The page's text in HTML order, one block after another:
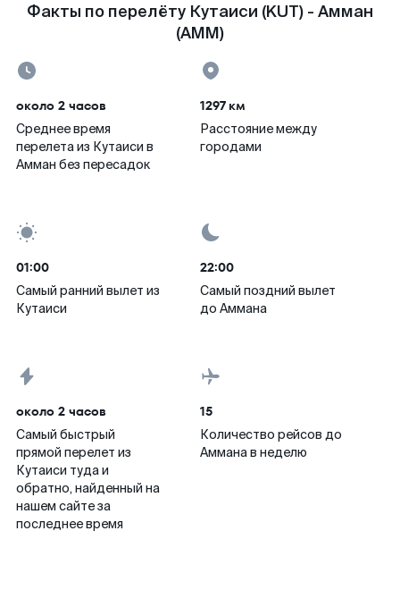
Факты по перелёту Кутаиси (KUT) - Амман
(AMM)
около 2 часов
Среднее время
перелета из Кутаиси в
Амман без пересадок
1297 км
Расстояние между
городами
01:00
Самый ранний вылет из
Кутаиси
22:00
Самый поздний вылет
до Аммана
около 2 часов
Самый быстрый
прямой перелет из
Кутаиси туда и
обратно, найденный на
нашем сайте за
последнее время
15
Количество рейсов до
Аммана в неделю